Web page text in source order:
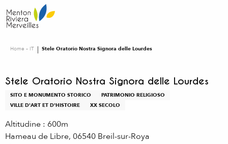
au
contenu
Home – IT Stele Oratorio Nostra Signora delle Lourdes
Stele Oratorio Nostra Signora delle Lourdes
SITO E MONUMENTO STORICO
PATRIMONIO RELIGIOSO
VILLE D'ART ET D'HISTOIRE
XX SECOLO
Altitudine : 600m
Hameau de Libre, 06540 Breil-sur-Roya